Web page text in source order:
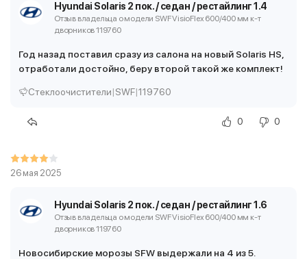
Hyundai Solaris 2 пок. / седан / рестайлинг 1.4
Отзыв владельца о модели SWF VisioFlex 600/400 мм к-т
дворников 119760
Год назад поставил сразу из салона на новый Solaris HS,
отработали достойно, беру второй такой же комплект!
Стеклоочистители|SWF|119760
0 0
26 мая 2025
Hyundai Solaris 2 пок. / седан / рестайлинг 1.6
Отзыв владельца о модели SWF VisioFlex 600/400 мм к-т
дворников 119760
Новосибирские морозы SFW выдержали на 4 из 5.